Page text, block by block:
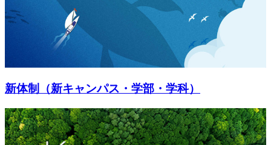
新体制（新キャンパス・学部・学科）